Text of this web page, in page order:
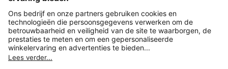
Overige webwinkels
Nederland